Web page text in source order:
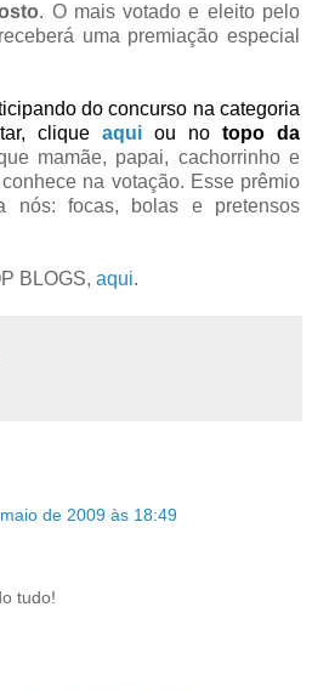
. O mais votado e eleito pelo
uma premiação especial
do concurso na categoria
clique aqui ou no topo da
mamãe, papai, cachorrinho e
na votação. Esse prêmio
nós: focas, bolas e pretensos
BLOGS, aqui.
de 2009 às 18:49
tudo!